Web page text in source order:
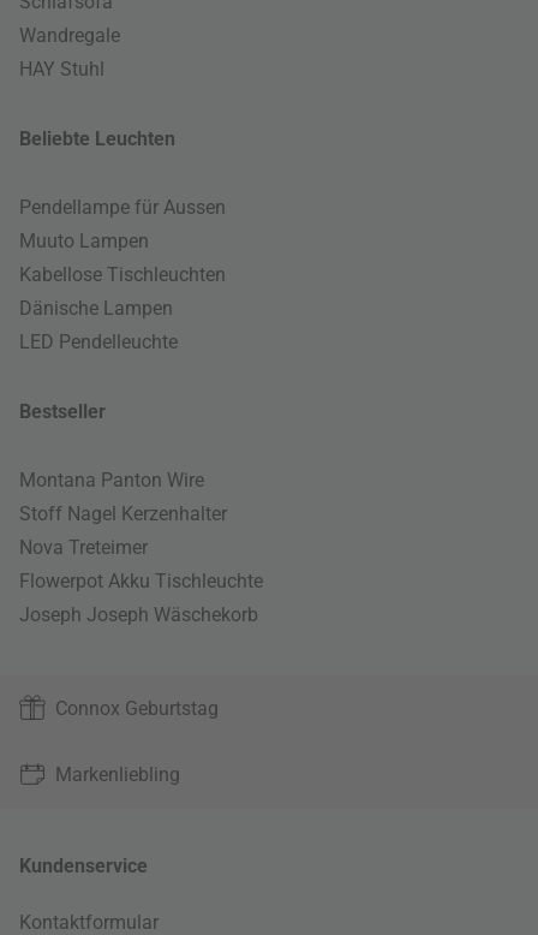
Wandregale
HAY Stuhl
Beliebte Leuchten
Pendellampe für Aussen
Muuto Lampen
Kabellose Tischleuchten
Dänische Lampen
LED Pendelleuchte
Bestseller
Montana Panton Wire
Stoff Nagel Kerzenhalter
Nova Treteimer
Flowerpot Akku Tischleuchte
Joseph Joseph Wäschekorb
Connox Geburtstag
Markenliebling
Kundenservice
Kontaktformular